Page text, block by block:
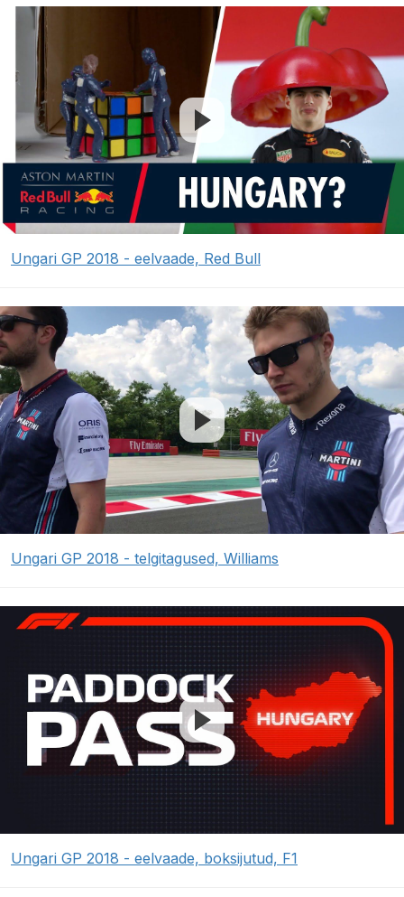
Ungari GP 2018 - eelvaade, Red Bull
Ungari GP 2018 - telgitagused, Williams
Ungari GP 2018 - eelvaade, boksijutud, F1